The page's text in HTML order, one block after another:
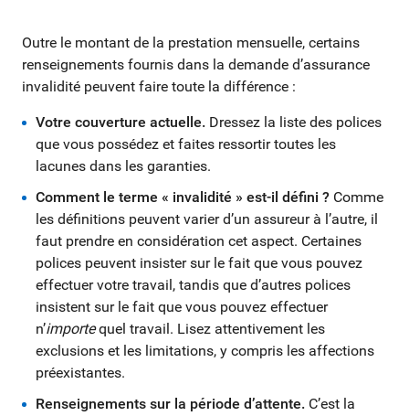
Outre le montant de la prestation mensuelle, certains
renseignements fournis dans la demande d’assurance
invalidité peuvent faire toute la différence :
Votre couverture actuelle. Dressez la liste des polices
que vous possédez et faites ressortir toutes les
lacunes dans les garanties.
Comment le terme « invalidité » est-il défini ? Comme
les définitions peuvent varier d’un assureur à l’autre, il
faut prendre en considération cet aspect. Certaines
polices peuvent insister sur le fait que vous pouvez
effectuer votre travail, tandis que d’autres polices
insistent sur le fait que vous pouvez effectuer
n’importequel travail. Lisez attentivement les
exclusions et les limitations, y compris les affections
préexistantes.
Renseignements sur la période d’attente. C’est la